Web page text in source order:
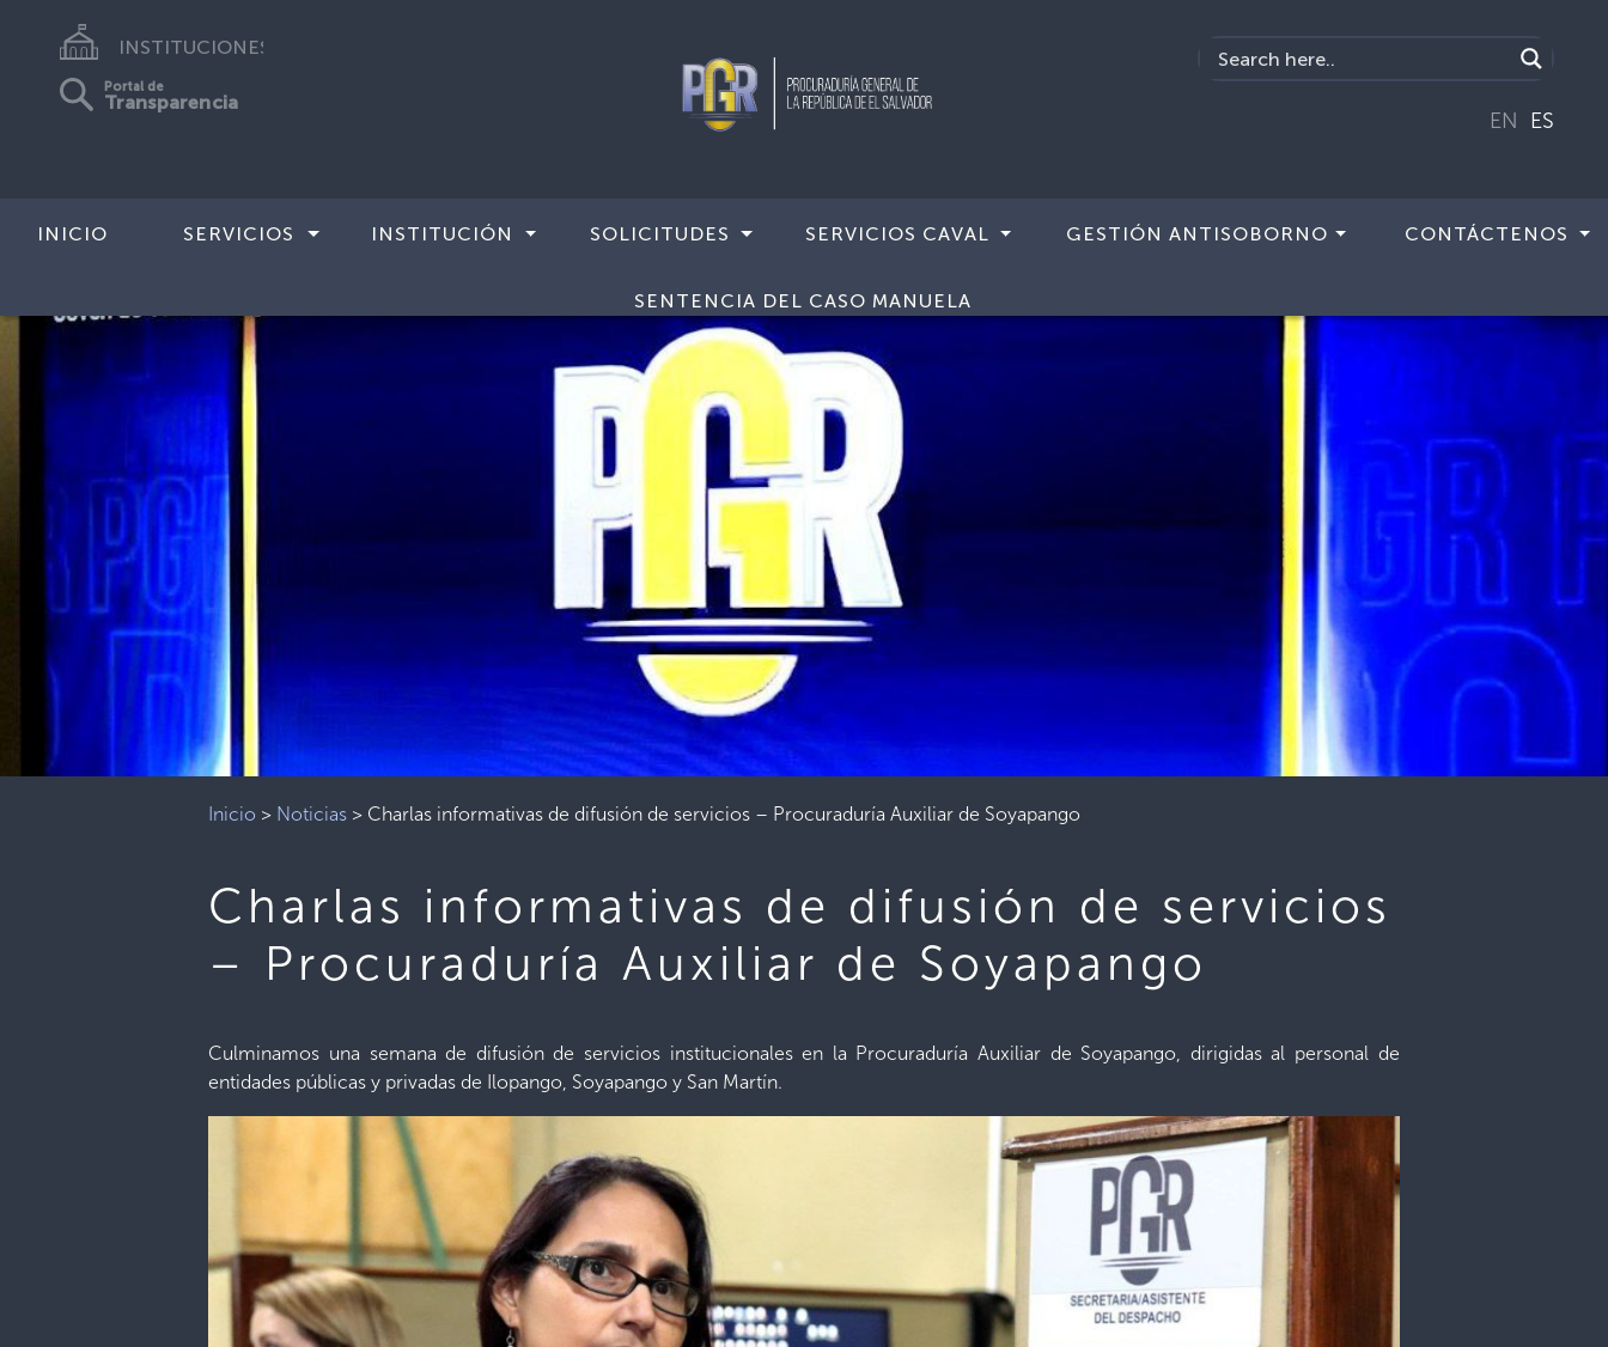
INSTITUCIONES
Portal de
Transparencia
EN ES
INICIO SERVICIOS INSTITUCIÓN SOLICITUDES SERVICIOS CAVAL GESTIÓN ANTISOBORNO CONTÁCTENOS
SENTENCIA DEL CASO MANUELA
Inicio > Noticias > Charlas informativas de difusión de servicios – Procuraduría Auxiliar de Soyapango
Charlas informativas de difusión de servicios
– Procuraduría Auxiliar de Soyapango
Culminamos una semana de difusión de servicios institucionales en la Procuraduría Auxiliar de Soyapango, dirigidas al personal de
entidades públicas y privadas de Ilopango, Soyapango y San Martín.